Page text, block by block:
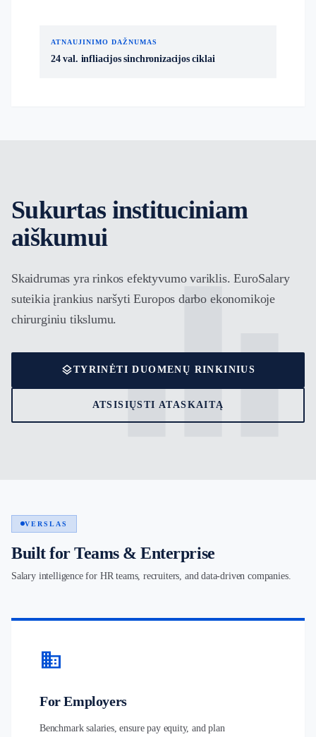
ATNAUJINIMO DAŽNUMAS
24 val. infliacijos sinchronizacijos ciklai
Sukurtas instituciniam
aiškumui
Skaidrumas yra rinkos efektyvumo variklis. EuroSalary
suteikia įrankius naršyti Europos darbo ekonomikoje
chirurginiu tikslumu.
layersTYRINĖTI DUOMENŲ RINKINIUS
ATSISIŲSTI ATASKAITĄ
equalizer
VERSLAS
Built for Teams & Enterprise
Salary intelligence for HR teams, recruiters, and data-driven companies.
business
For Employers
Benchmark salaries, ensure pay equity, and plan